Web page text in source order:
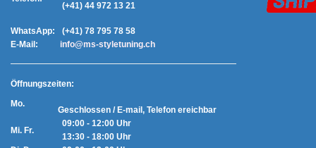
(+41) 44 972 13 21
WhatsApp:
(+41) 78 795 78 58
E-Mail:
info@ms-styletuning.ch
Öffnungszeiten:
Mo.
Mi. Fr.
Geschlossen / E-mail, Telefon ereichbar
09:00 - 12:00 Uhr
13:30 - 18:00 Uhr